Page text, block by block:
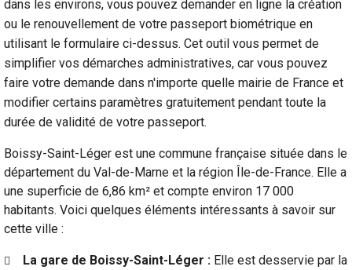
dans les environs, vous pouvez demander en ligne la création
ou le renouvellement de votre passeport biométrique en
utilisant le formulaire ci-dessus. Cet outil vous permet de
simplifier vos démarches administratives, car vous pouvez
faire votre demande dans n'importe quelle mairie de France et
modifier certains paramètres gratuitement pendant toute la
durée de validité de votre passeport.
Boissy-Saint-Léger est une commune française située dans le
département du Val-de-Marne et la région Île-de-France. Elle a
une superficie de 6,86 km² et compte environ 17 000
habitants. Voici quelques éléments intéressants à savoir sur
cette ville :
La gare de Boissy-Saint-Léger : Elle est desservie par la